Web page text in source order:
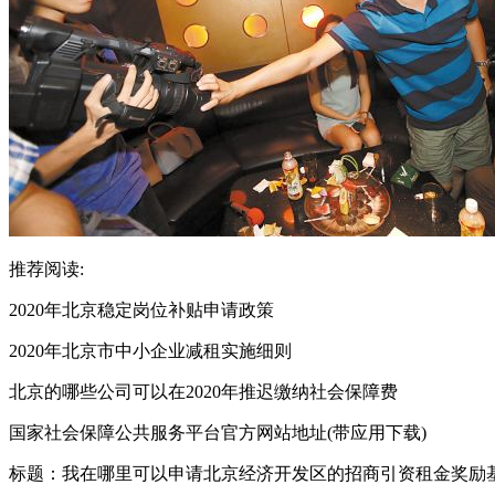
推荐阅读:
2020年北京稳定岗位补贴申请政策
2020年北京市中小企业减租实施细则
北京的哪些公司可以在2020年推迟缴纳社会保障费
国家社会保障公共服务平台官方网站地址(带应用下载)
标题：我在哪里可以申请北京经济开发区的招商引资租金奖励